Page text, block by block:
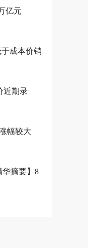
亿元
成本价销
近期录
幅较大
华摘要】8